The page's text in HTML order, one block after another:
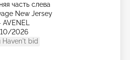
часть слева
New Jersey
2026
Haven't bid